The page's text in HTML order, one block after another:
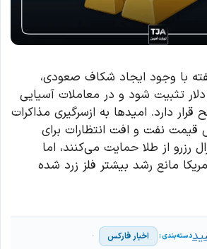
با وجود ایجاد شکاف صعودی،
نتوانست بالای ۴۱۰۰ دلار تثبیت شود و در معاملات آسیایی
دارد. امیدها به ازسرگیری مذاکرات
قیمت نفت و افت انتظارات برای
رزرو از طلا حمایت می‌کنند، اما
مانع رشد بیشتر فلز زرد شده
اخبار فارکس